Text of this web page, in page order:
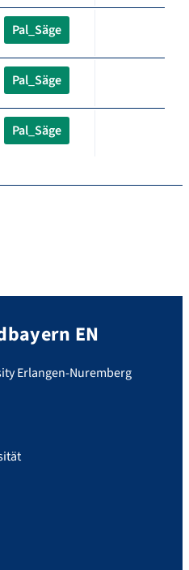
Pal_Säge
Pal_Säge
Pal_Säge
EN
Erlangen-Nuremberg